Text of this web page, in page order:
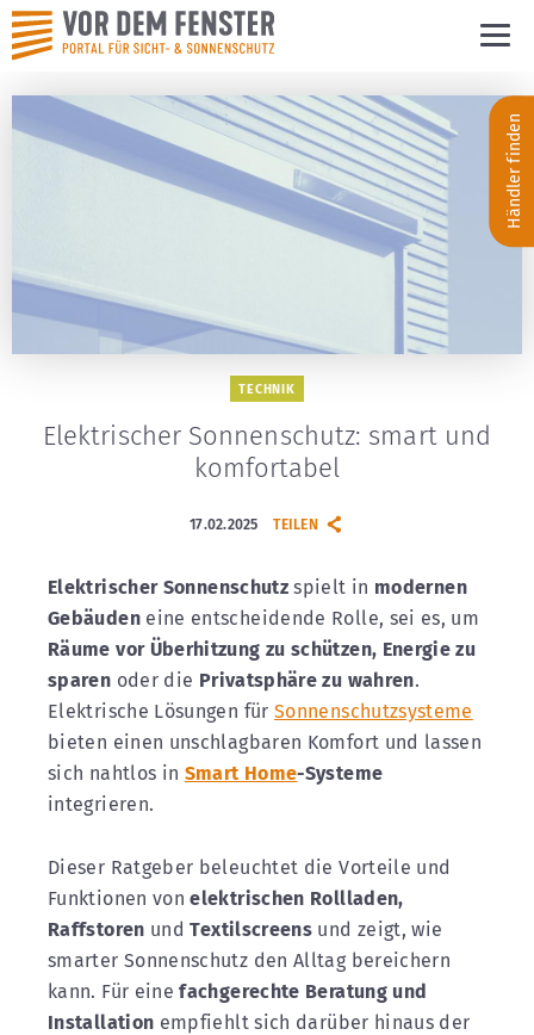
Händler finden
TECHNIK
Elektrischer Sonnenschutz: smart und
komfortabel
17.02.2025 TEILEN
Elektrischer Sonnenschutz spielt in modernen
Gebäudeneine entscheidende Rolle, sei es, um
Räume vor Überhitzung zu schützen, Energie zu
sparen oder die Privatsphäre zu wahren.
Elektrische Lösungen für Sonnenschutzsysteme
bieten einen unschlagbaren Komfort und lassen
sich nahtlos in Smart Home-Systeme
integrieren.
Dieser Ratgeber beleuchtet die Vorteile und
Funktionen vonelektrischen Rollladen,
Raffstoren undTextilscreens und zeigt, wie
smarter Sonnenschutz den Alltag bereichern
kann. Für einefachgerechte Beratung und
Installation empfiehlt sich darüber hinaus der